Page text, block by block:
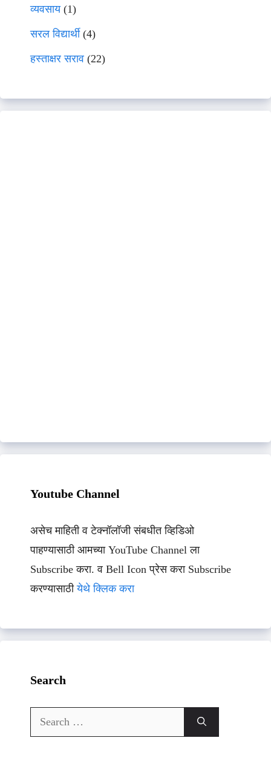
व्यवसाय(1)
सरल विद्यार्थी(4)
हस्ताक्षर सराव (22)
Youtube Channel
असेच माहिती व टेक्नॉलॉजी संबधीत व्हिडिओ
पाहण्यासाठी आमच्या YouTube Channel ला
Subscribe करा. व Bell Icon प्रेस करा Subscribe
करण्यासाठीयेथे क्लिक करा
Search
Search
for: